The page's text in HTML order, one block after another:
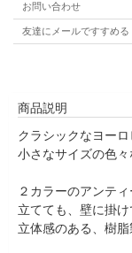
お問い合わせ
友達にメールですすめる
商品説明
クラシックなヨー
小さなサイズの色
２カラーのアンテ
立てても、壁に掛
立体感のある、樹